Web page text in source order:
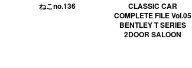
ねこno.136
CLASSIC CAR
COMPLETE FILE Vol.05
BENTLEY T SERIES
2DOOR SALOON